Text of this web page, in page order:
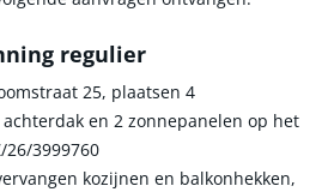
regulier
25, plaatsen 4
en 2 zonnepanelen op het
26/3999760
kozijnen en balkonhekken,